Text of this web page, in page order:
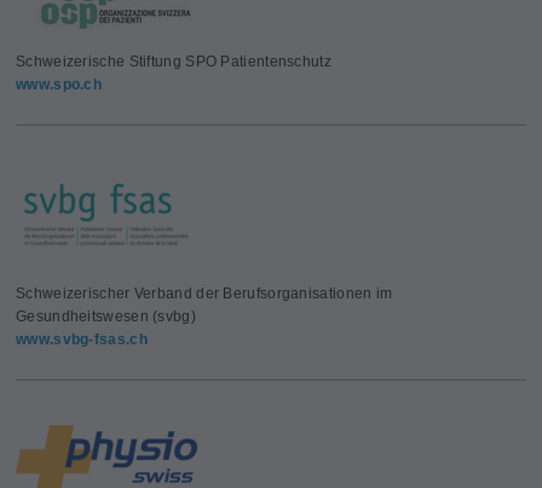
Schweizerische Stiftung SPO Patientenschutz
www.spo.ch
Schweizerischer Verband der Berufsorganisationen im
Gesundheitswesen (svbg)
www.svbg-fsas.ch